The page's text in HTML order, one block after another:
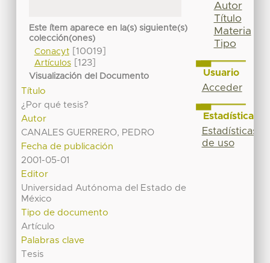
Este ítem aparece en la(s) siguiente(s)
colección(ones)
Conacyt[10019]
Artículos[123]
Visualización del Documento
Título
¿Por qué tesis?
Autor
CANALES GUERRERO, PEDRO
Fecha de publicación
2001-05-01
Editor
Universidad Autónoma del Estado de
México
Tipo de documento
Artículo
Palabras clave
Tesis
Autor
Título
Materia
Tipo
Usuario
Acceder
Estadísticas
Estadísticas
de uso